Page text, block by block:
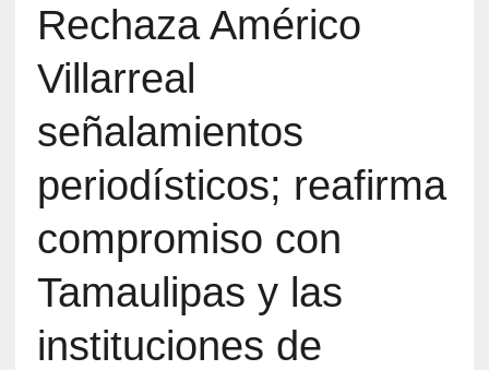
Rechaza Américo
Villarreal
señalamientos
periodísticos; reafirma
compromiso con
Tamaulipas y las
instituciones de